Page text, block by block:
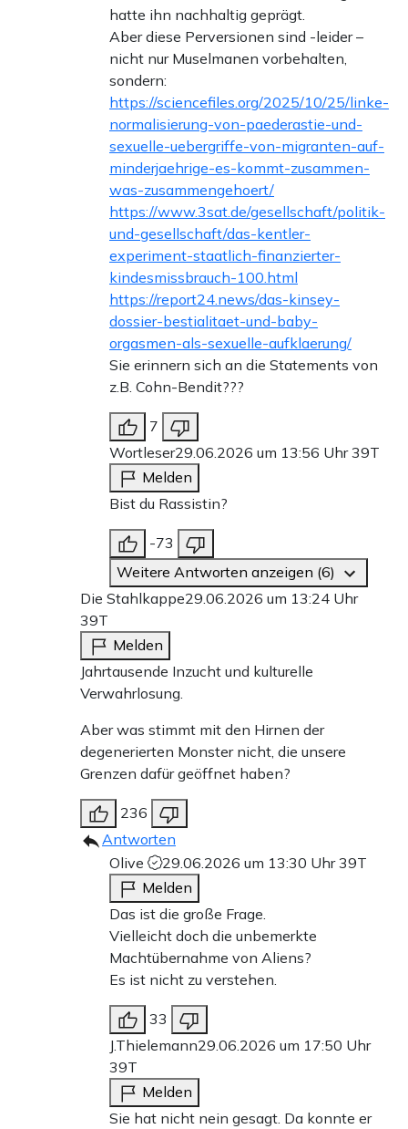
hatte ihn nachhaltig geprägt.
Aber diese Perversionen sind -leider –
nicht nur Muselmanen vorbehalten,
sondern:
https://sciencefiles.org/2025/10/25/linke-
normalisierung-von-paederastie-und-
sexuelle-uebergriffe-von-migranten-auf-
minderjaehrige-es-kommt-zusammen-
was-zusammengehoert/
https://www.3sat.de/gesellschaft/politik-
und-gesellschaft/das-kentler-
experiment-staatlich-finanzierter-
kindesmissbrauch-100.html
https://report24.news/das-kinsey-
dossier-bestialitaet-und-baby-
orgasmen-als-sexuelle-aufklaerung/
Sie erinnern sich an die Statements von
z.B. Cohn-Bendit???
7
Wortleser29.06.2026 um 13:56 Uhr39T
Melden
Bist du Rassistin?
-73
Weitere Antworten anzeigen (6)
Die Stahlkappe29.06.2026 um 13:24 Uhr
39T
Melden
Jahrtausende Inzucht und kulturelle
Verwahrlosung.
Aber was stimmt mit den Hirnen der
degenerierten Monster nicht, die unsere
Grenzen dafür geöffnet haben?
236
Antworten
Olive
29.06.2026 um 13:30 Uhr39T
Melden
Das ist die große Frage.
Vielleicht doch die unbemerkte
Machtübernahme von Aliens?
Es ist nicht zu verstehen.
33
J.Thielemann29.06.2026 um 17:50 Uhr
39T
Melden
Sie hat nicht nein gesagt. Da konnte er